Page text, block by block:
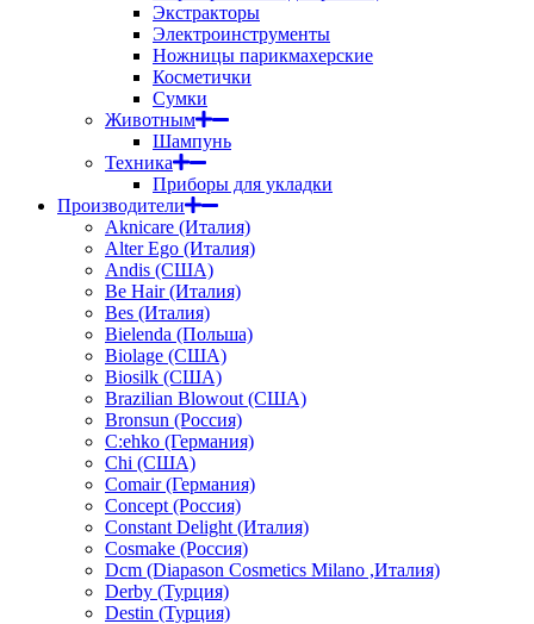
Экстракторы
Электроинструменты
Ножницы парикмахерские
Косметички
Сумки
Животным
Шампунь
Техника
Приборы для укладки
Производители
Aknicare (Италия)
Alter Ego (Италия)
Andis (США)
Be Hair (Италия)
Bes (Италия)
Bielenda (Польша)
Biolage (США)
Biosilk (США)
Brazilian Blowout (США)
Bronsun (Россия)
C:ehko (Германия)
Chi (США)
Comair (Германия)
Concept (Россия)
Constant Delight (Италия)
Cosmake (Россия)
Dcm (Diapason Cosmetics Milano ,Италия)
Derby (Турция)
Destin (Турция)